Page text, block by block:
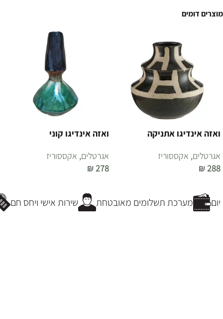
מוצרים דומים
ואזה אינדיגו אתניקה
אגרטלים, אקססוריז
₪288
ואזה אינדיגו קוני
אגרטלים, אקססוריז
₪278
שירות אישי ויחס חם מערכת תשלומים מאובטחת